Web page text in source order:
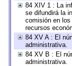
84 XIV 1 : La
se difundirá la
comisión en
recursos
84 XV A : El
administrativa.
84 XV B : El
administrativa.